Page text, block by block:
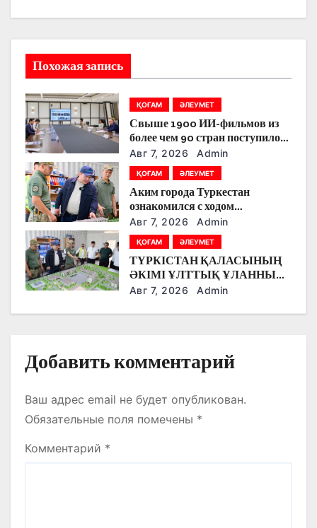
ц
я
п
о
з
а
п
и
с
Похожая запись
ҚОҒАМ ӘЛЕУМЕТ
Свыше 1900 ИИ-фильмов из
более чем 90 стран поступило
на Astana AI Film Festival
Авг 7, 2026 Admin
ҚОҒАМ ӘЛЕУМЕТ
Аким города Туркестан
ознакомился с ходом
строительства военного
городка Национальной гвардии
Авг 7, 2026 Admin
ҚОҒАМ ӘЛЕУМЕТ
ТҮРКІСТАН ҚАЛАСЫНЫҢ
ӘКІМІ ҰЛТТЫҚ ҰЛАННЫҢ
ЖАҢА ӘСКЕРИ
ҚҰРЫЛЫС БАРЫСЫМЕН
Авг 7, 2026 Admin
Добавить комментарий
Ваш адрес email не будет опубликован.
Обязательные поля помечены *
Комментарий *